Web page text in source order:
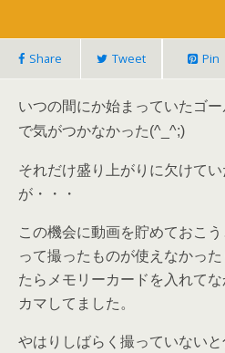
Share Tweet Pin
いつの間にか始まっていたゴ
で気がつかなかった(^_^;)
それだけ盛り上がりに欠けて
が・・・
この機会に動画を貯めておこ
って撮ったものが使えなかっ
たらメモリーカードを入れて
カマしてました。
やはりしばらく撮っていない